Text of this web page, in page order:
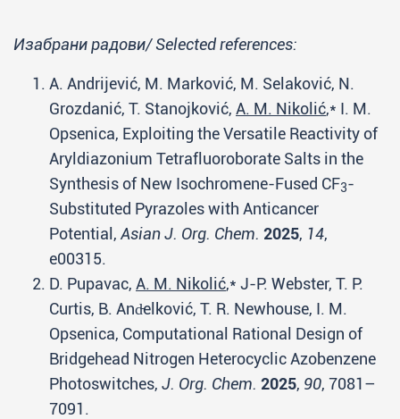
Изабрани радови/ Selected references:
A. Andrijević, M. Marković, M. Selaković, N.
Grozdanić, T. Stanojković, A. M. Nikolić,* I. M.
Opsenica, Exploiting the Versatile Reactivity of
Aryldiazonium Tetrafluoroborate Salts in the
Synthesis of New Isochromene-Fused CF3-
Substituted Pyrazoles with Anticancer
Potential, Asian J. Org. Chem. 2025, 14,
e00315.
D. Pupavac, A. M. Nikolić,* J-P. Webster, T. P.
Curtis, B. And̵elković, T. R. Newhouse, I. M.
Opsenica, Computational Rational Design of
Bridgehead Nitrogen Heterocyclic Azobenzene
Photoswitches, J. Org. Chem. 2025, 90, 7081–
7091.